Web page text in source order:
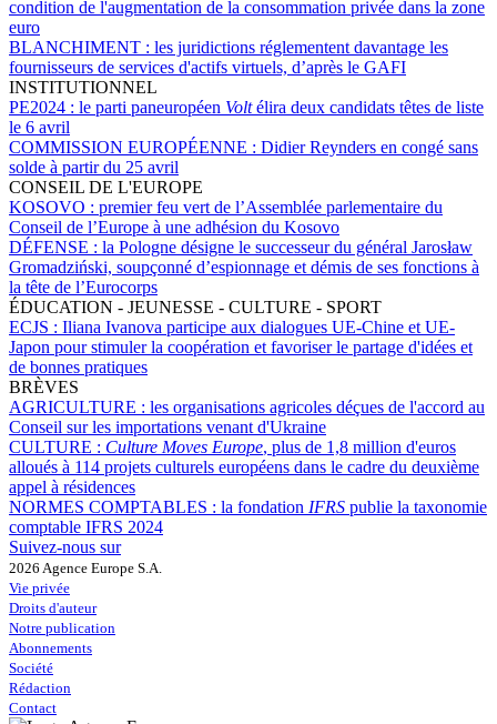
condition de l'augmentation de la consommation privée dans la zone
euro
BLANCHIMENT : les juridictions réglementent davantage les
fournisseurs de services d'actifs virtuels, d’après le GAFI
INSTITUTIONNEL
PE2024 : le parti paneuropéen Voltélira deux candidats têtes de liste
le 6 avril
COMMISSION EUROPÉENNE : Didier Reynders en congé sans
solde à partir du 25 avril
CONSEIL DE L'EUROPE
KOSOVO : premier feu vert de l’Assemblée parlementaire du
Conseil de l’Europe à une adhésion du Kosovo
DÉFENSE : la Pologne désigne le successeur du général Jarosław
Gromadziński, soupçonné d’espionnage et démis de ses fonctions à
la tête de l’Eurocorps
ÉDUCATION - JEUNESSE - CULTURE - SPORT
ECJS : Iliana Ivanova participe aux dialogues UE-Chine et UE-
Japon pour stimuler la coopération et favoriser le partage d'idées et
de bonnes pratiques
BRÈVES
AGRICULTURE : les organisations agricoles déçues de l'accord au
Conseil sur les importations venant d'Ukraine
CULTURE : Culture Moves Europe, plus de 1,8 million d'euros
alloués à 114 projets culturels européens dans le cadre du deuxième
appel à résidences
NORMES COMPTABLES : la fondation IFRS publie la taxonomie
comptable IFRS 2024
Suivez-nous sur
2026 Agence Europe S.A.
Vie privée
Droits d'auteur
Notre publication
Abonnements
Société
Rédaction
Contact